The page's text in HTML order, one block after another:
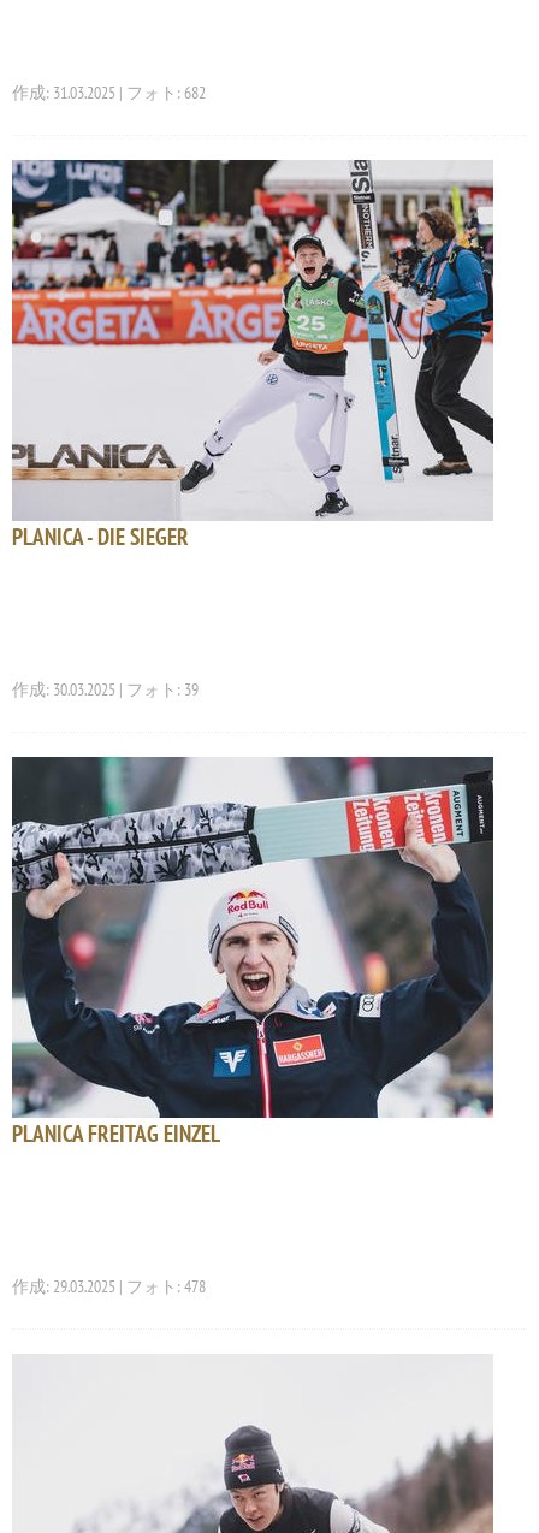
作成: 31.03.2025 | フォト: 682
PLANICA - DIE SIEGER
作成: 30.03.2025 | フォト: 39
PLANICA FREITAG EINZEL
作成: 29.03.2025 | フォト: 478